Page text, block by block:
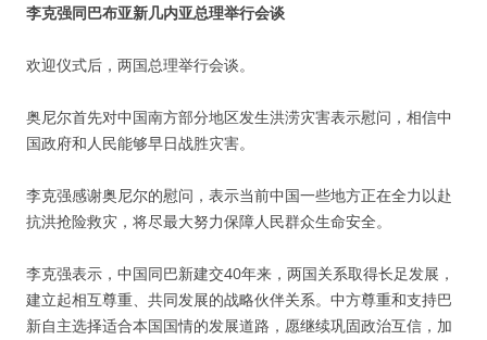
李克强同巴布亚新几内亚总理举行会谈
欢迎仪式后，两国总理举行会谈。
奥尼尔首先对中国南方部分地区发生洪涝灾害表示慰问，相信中
国政府和人民能够早日战胜灾害。
李克强感谢奥尼尔的慰问，表示当前中国一些地方正在全力以赴
抗洪抢险救灾，将尽最大努力保障人民群众生命安全。
李克强表示，中国同巴新建交40年来，两国关系取得长足发展，
建立起相互尊重、共同发展的战略伙伴关系。中方尊重和支持巴
新自主选择适合本国国情的发展道路，愿继续巩固政治互信，加